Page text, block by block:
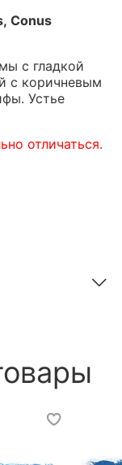
Conus
с гладкой
с коричневым
Устье
отличаться.